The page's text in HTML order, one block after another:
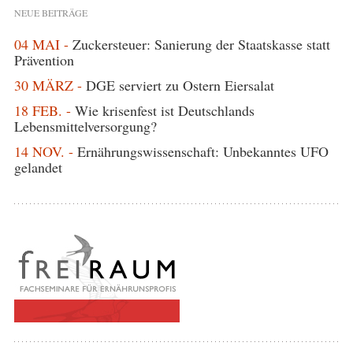
NEUE BEITRÄGE
04 MAI - Zuckersteuer: Sanierung der Staatskasse statt
Prävention
30 MÄRZ - DGE serviert zu Ostern Eiersalat
18 FEB. - Wie krisenfest ist Deutschlands
Lebensmittelversorgung?
14 NOV. - Ernährungswissenschaft: Unbekanntes UFO
gelandet